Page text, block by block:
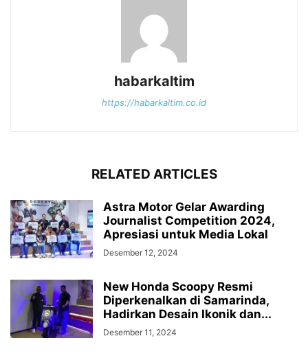
habarkaltim
https://habarkaltim.co.id
RELATED ARTICLES
Astra Motor Gelar Awarding
Journalist Competition 2024,
Apresiasi untuk Media Lokal
Desember 12, 2024
New Honda Scoopy Resmi
Diperkenalkan di Samarinda,
Hadirkan Desain Ikonik dan...
Desember 11, 2024